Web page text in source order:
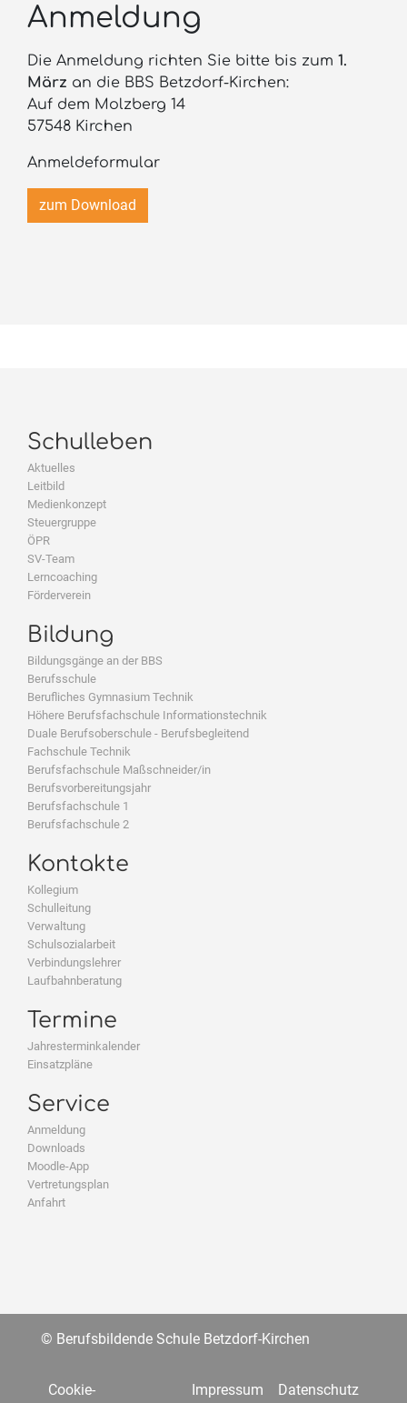
Anmeldung
Die Anmeldung richten Sie bitte bis zum 1.
März an die BBS Betzdorf-Kirchen:
Auf dem Molzberg 14
57548 Kirchen
Anmeldeformular
zum Download
Schulleben
Aktuelles
Leitbild
Medienkonzept
Steuergruppe
ÖPR
SV-Team
Lerncoaching
Förderverein
Bildung
Bildungsgänge an der BBS
Berufsschule
Berufliches Gymnasium Technik
Höhere Berufsfachschule Informationstechnik
Duale Berufsoberschule - Berufsbegleitend
Fachschule Technik
Berufsfachschule Maßschneider/in
Berufsvorbereitungsjahr
Berufsfachschule 1
Berufsfachschule 2
Kontakte
Kollegium
Schulleitung
Verwaltung
Schulsozialarbeit
Verbindungslehrer
Laufbahnberatung
Termine
Jahresterminkalender
Einsatzpläne
Service
Anmeldung
Downloads
Moodle-App
Vertretungsplan
Anfahrt
© Berufsbildende Schule Betzdorf-Kirchen
Cookie-
Impressum Datenschutz